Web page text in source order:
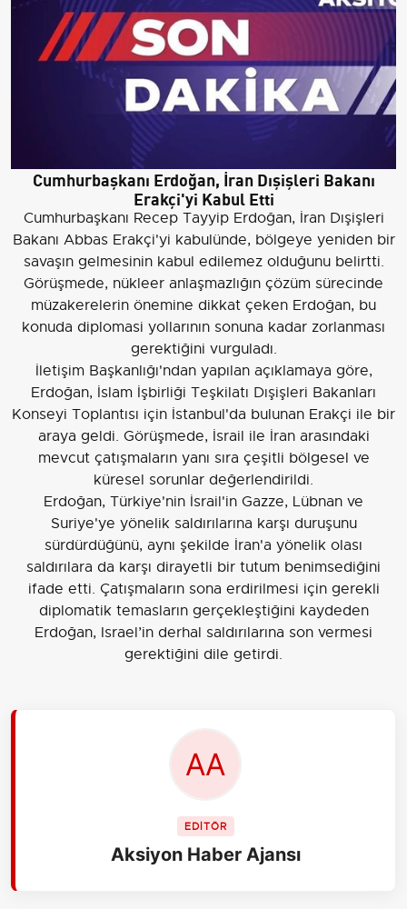
Cumhurbaşkanı Erdoğan, İran Dışişleri Bakanı
Erakçi'yi Kabul Etti
Cumhurbaşkanı Recep Tayyip Erdoğan, İran Dışişleri
Bakanı Abbas Erakçi'yi kabulünde, bölgeye yeniden bir
savaşın gelmesinin kabul edilemez olduğunu belirtti.
Görüşmede, nükleer anlaşmazlığın çözüm sürecinde
müzakerelerin önemine dikkat çeken Erdoğan, bu
konuda diplomasi yollarının sonuna kadar zorlanması
gerektiğini vurguladı.
İletişim Başkanlığı'ndan yapılan açıklamaya göre,
Erdoğan, İslam İşbirliği Teşkilatı Dışişleri Bakanları
Konseyi Toplantısı için İstanbul'da bulunan Erakçi ile bir
araya geldi. Görüşmede, İsrail ile İran arasındaki
mevcut çatışmaların yanı sıra çeşitli bölgesel ve
küresel sorunlar değerlendirildi.
Erdoğan, Türkiye'nin İsrail'in Gazze, Lübnan ve
Suriye'ye yönelik saldırılarına karşı duruşunu
sürdürdüğünü, aynı şekilde İran'a yönelik olası
saldırılara da karşı dirayetli bir tutum benimsediğini
ifade etti. Çatışmaların sona erdirilmesi için gerekli
diplomatik temasların gerçekleştiğini kaydeden
Erdoğan, Israel’in derhal saldırılarına son vermesi
gerektiğini dile getirdi.
EDİTÖR
Aksiyon Haber Ajansı